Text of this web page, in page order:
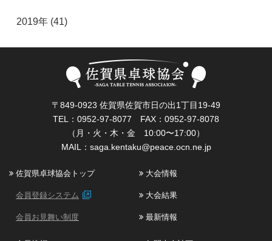
2019年 (41)
〒849-0923 佐賀県佐賀市日の出1丁目19-49
TEL：0952-97-8077 FAX：0952-97-8078
（月・火・木・金 10:00〜17:00）
MAIL： saga.kentaku@peace.ocn.ne.jp
佐賀県卓球協会トップ
会員登録システム
会員お見舞い制度
大会情報
大会結果
最新情報